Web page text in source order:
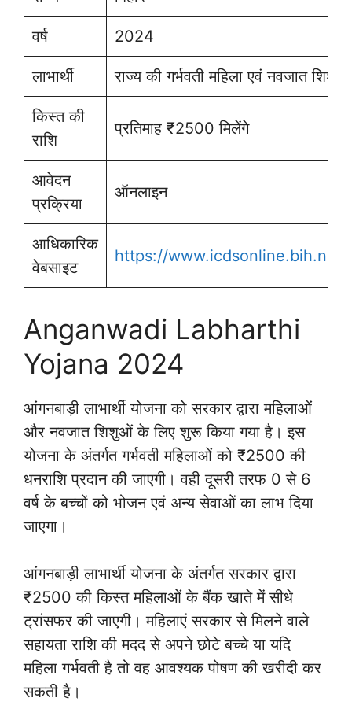
वर्ष 2024
लाभार्थी राज्य की गर्भवती महिला एवं नवजात शिशु
किस्त की
राशि
प्रतिमाह ₹2500 मिलेंगे
आवेदन
प्रक्रिया
ऑनलाइन
आधिकारिक
वेबसाइट
https://
Anganwadi Labharthi
Yojana 2024
आंगनबाड़ी लाभार्थी योजना को सरकार द्वारा महिलाओं
और नवजात शिशुओं के लिए शुरू किया गया है। इस
योजना के अंतर्गत गर्भवती महिलाओं को ₹2500 की
धनराशि प्रदान की जाएगी। वही दूसरी तरफ 0 से 6
वर्ष के बच्चों को भोजन एवं अन्य सेवाओं का लाभ दिया
जाएगा।
आंगनबाड़ी लाभार्थी योजना के अंतर्गत सरकार द्वारा
₹2500 की किस्त महिलाओं के बैंक खाते में सीधे
ट्रांसफर की जाएगी। महिलाएं सरकार से मिलने वाले
सहायता राशि की मदद से अपने छोटे बच्चे या यदि
महिला गर्भवती है तो वह आवश्यक पोषण की खरीदी कर
सकती है।